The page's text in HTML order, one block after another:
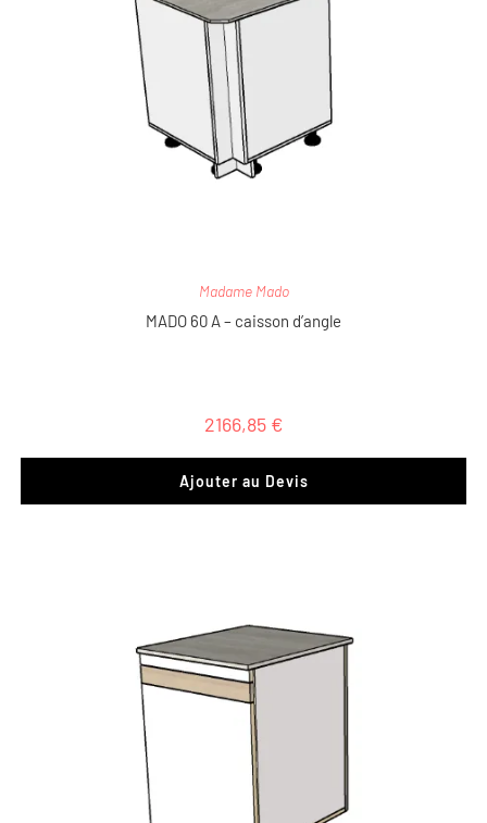
Madame Mado
MADO 60 A – caisson d’angle
2166,85 €
Ajouter au Devis